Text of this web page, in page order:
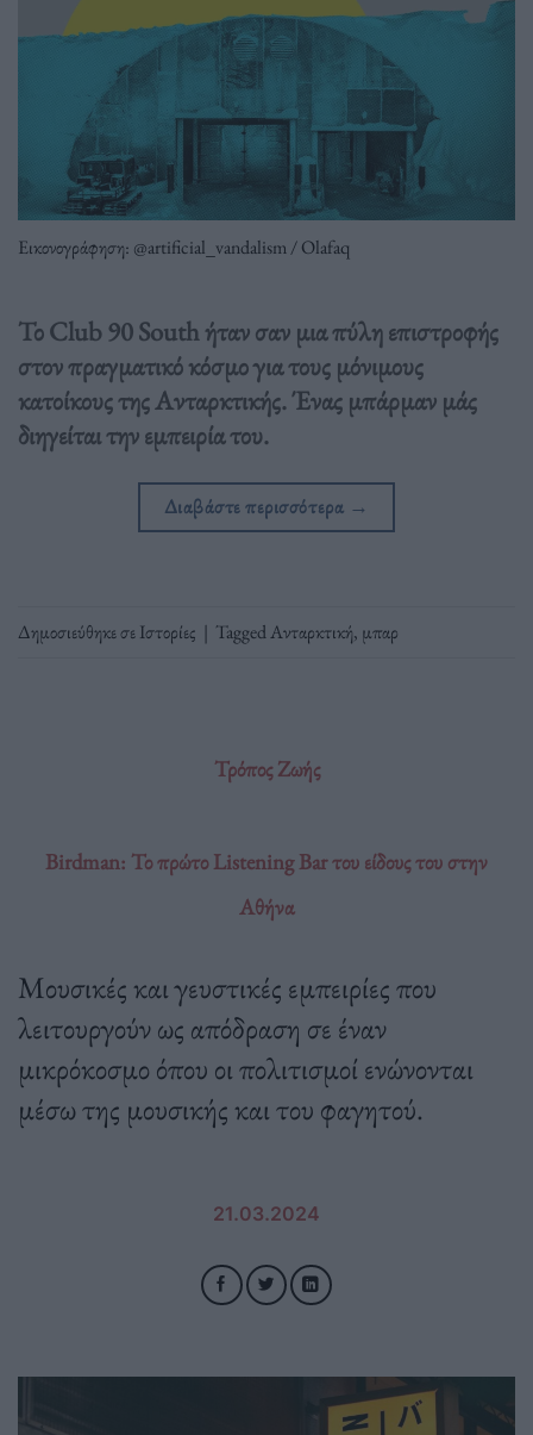
Εικονογράφηση: @artificial_vandalism / Olafaq
Το Club 90 South ήταν σαν μια πύλη επιστροφής
στον πραγματικό κόσμο για τους μόνιμους
κατοίκους της Ανταρκτικής. Ένας μπάρμαν μάς
διηγείται την εμπειρία του.
Διαβάστε περισσότερα →
Δημοσιεύθηκε σεΙστορίες | TaggedΑνταρκτική, μπαρ
Τρόπος Ζωής
Birdman: Το πρώτο Listening Bar του είδους του στην
Αθήνα
Μουσικές και γευστικές εμπειρίες που
λειτουργούν ως απόδραση σε έναν
μικρόκοσμο όπου οι πολιτισμοί ενώνονται
μέσω της μουσικής και του φαγητού.
21.03.2024